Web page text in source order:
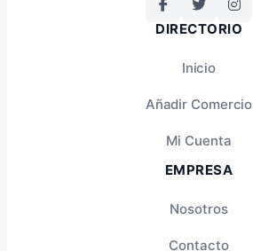
DIRECTORIO
Inicio
Añadir Comercio
Mi Cuenta
EMPRESA
Nosotros
Contacto